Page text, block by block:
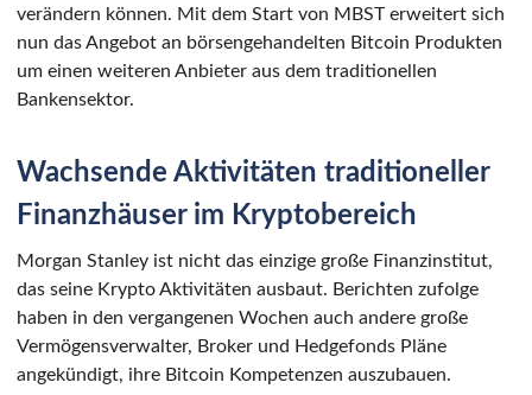
verändern können. Mit dem Start von MBST erweitert sich
nun das Angebot an börsengehandelten Bitcoin Produkten
um einen weiteren Anbieter aus dem traditionellen
Bankensektor.
Wachsende Aktivitäten traditioneller
Finanzhäuser im Kryptobereich
Morgan Stanley ist nicht das einzige große Finanzinstitut,
das seine Krypto Aktivitäten ausbaut. Berichten zufolge
haben in den vergangenen Wochen auch andere große
Vermögensverwalter, Broker und Hedgefonds Pläne
angekündigt, ihre Bitcoin Kompetenzen auszubauen.